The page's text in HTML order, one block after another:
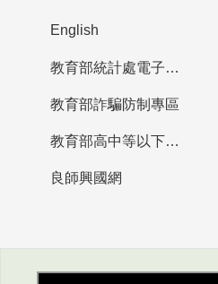
English
教育部統計處電子書櫃
教育部詐騙防制專區
教育部高中等以下學校及幼兒園教師資格檢定考試
良師興國網